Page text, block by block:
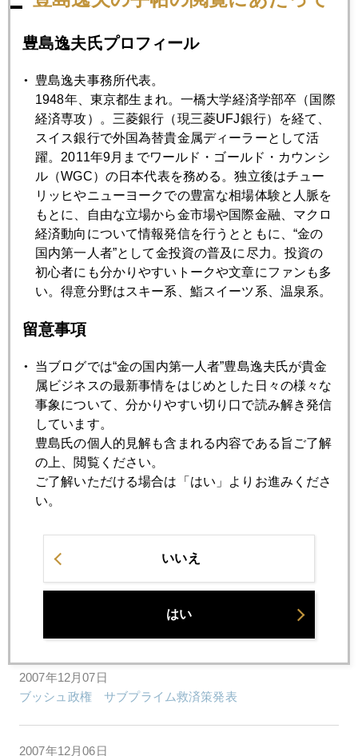
クリスマスラリー
2007年12月18日
グリーンスパンのスタグフレーション発言
2007年12月17日
米国の物価上昇でドル高
2007年12月14日
プーチンの院政 パート２
ＦＲＢに振り回されるマーケット
2007年12月12日
２５ｂｐで失望売り
2007年12月11日
金と原油のディカプリング
フロリダ教職員の給料遅配
初心者向け 金価格が上がっている７つの理由
2007年12月07日
ブッシュ政権 サブプライム救済策発表
2007年12月06日
豊島逸夫氏プロフィール
豊島逸夫事務所代表。
1948年、東京都生まれ。一橋大学経済学部卒（国際
経済専攻）。三菱銀行（現三菱UFJ銀行）を経て、
スイス銀行で外国為替貴金属ディーラーとして活
躍。2011年9月までワールド・ゴールド・カウンシ
ル（WGC）の日本代表を務める。独立後はチュー
リッヒやニューヨークでの豊富な相場体験と人脈を
もとに、自由な立場から金市場や国際金融、マクロ
経済動向について情報発信を行うとともに、“金の
国内第一人者”として金投資の普及に尽力。投資の
初心者にも分かりやすいトークや文章にファンも多
い。得意分野はスキー系、鮨スイーツ系、温泉系。
留意事項
当ブログでは“金の国内第一人者”豊島逸夫氏が貴金
属ビジネスの最新事情をはじめとした日々の様々な
事象について、分かりやすい切り口で読み解き発信
しています。
豊島氏の個人的見解も含まれる内容である旨ご了解
の上、閲覧ください。
ご了解いただける場合は「はい」よりお進みくださ
い。
いいえ
はい